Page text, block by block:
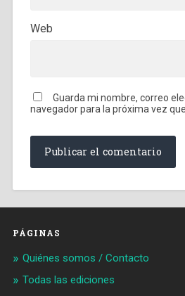
Web
Guarda mi nombre, correo
navegador para la próxima vez
PÁGINAS
Quiénes somos / Contacto
Todas las ediciones